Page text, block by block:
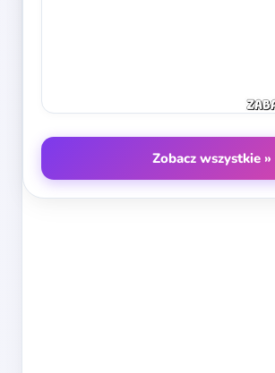
Zobacz wszystkie »